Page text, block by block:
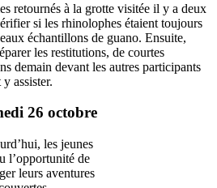
retournés à la grotte visitée il y a deux
si les rhinolophes étaient toujours
échantillons de guano. Ensuite,
les restitutions, de courtes
demain devant les autres participants
assister.
26 octobre
les jeunes
l’opportunité de
leurs aventures